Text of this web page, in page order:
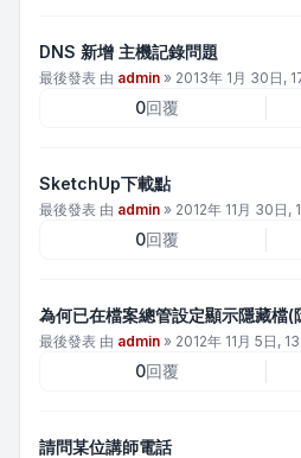
DNS 新增 主機記錄問題
最後發表 由 admin » 2013年 1月 30日,
0回覆
SketchUp下載點
最後發表 由 admin » 2012年 11月 30日,
0回覆
為何已在檔案總管設定顯示隱藏檔(
最後發表 由 admin » 2012年 11月 5日,
0回覆
請問某位講師電話